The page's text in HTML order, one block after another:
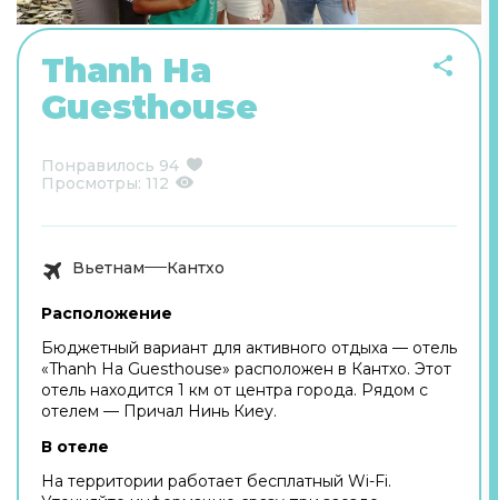
Thanh Ha
Guesthouse
Понравилось 94
Просмотры: 112
Вьетнам Кантхо
Расположение
Бюджетный вариант для активного отдыха — отель
«Thanh Ha Guesthouse» расположен в Кантхо. Этот
отель находится 1 км от центра города. Рядом с
отелем — Причал Нинь Киеу.
В отеле
На территории работает бесплатный Wi-Fi.